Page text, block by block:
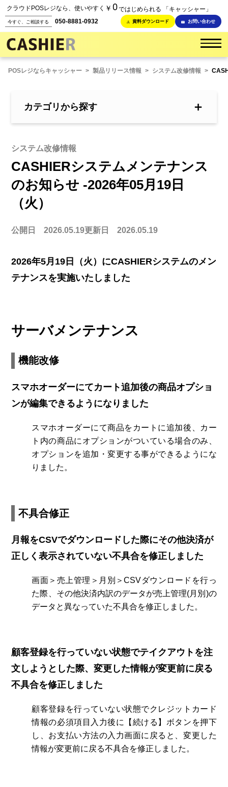
クラウドPOSレジなら、使いやすく ￥ 0ではじめられる 「キャッシャー」
今すぐ、ご相談する 050-8881-0932 資料ダウンロード お問い合わせ
POSレジならキャッシャー > 製品リリース情報 > システム改修情報 >
カテゴリから探す ＋
システム改修情報
CASHIERシステムメンテナンス
のお知らせ -2026年05月19日
（火）
公開日 2026.05.19更新日 2026.05.19
2026年5月19日（火）にCASHIERシステムのメン
テナンスを実施いたしました
サーバメンテナンス
機能改修
スマホオーダーにてカート追加後の商品オプショ
ンが編集できるようになりました
スマホオーダーにて商品をカートに追加後、カー
ト内の商品にオプションがついている場合のみ、
オプションを追加・変更する事ができるようにな
りました。
不具合修正
月報をCSVでダウンロードした際にその他決済が
正しく表示されていない不具合を修正しました
画面＞売上管理＞月別＞CSVダウンロードを行っ
た際、その他決済内訳のデータが売上管理(月別)の
データと異なっていた不具合を修正しました。
顧客登録を行っていない状態でテイクアウトを注
文しようとした際、変更した情報が変更前に戻る
不具合を修正しました
顧客登録を行っていない状態でクレジットカード
情報の必須項目入力後に【続ける】ボタンを押下
し、お支払い方法の入力画面に戻ると、変更した
情報が変更前に戻る不具合を修正しました。